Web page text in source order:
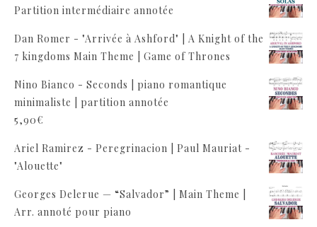
Partition intermédiaire annotée
Dan Romer - "Arrivée à Ashford" | A Knight of the
7 kingdoms Main Theme | Game of Thrones
Nino Bianco - Seconds | piano romantique
minimaliste | partition annotée
5,90€
Ariel Ramirez - Peregrinacion | Paul Mauriat -
"Alouette"
Georges Delerue — “Salvador” | Main Theme |
Arr. annoté pour piano